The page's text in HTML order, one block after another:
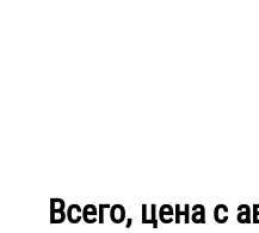
Всего, цена с